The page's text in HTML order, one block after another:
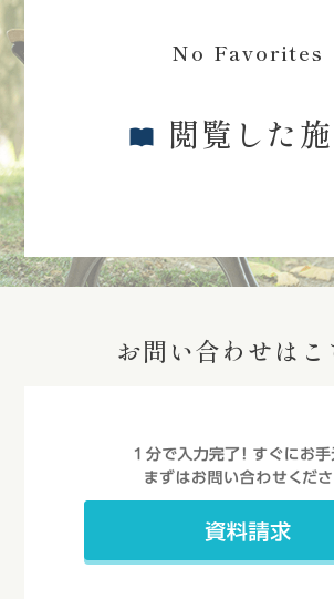
No Favorites
閲覧した
お問い合わせはこ